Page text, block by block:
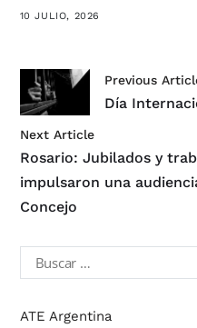
10 JULIO, 2026
Previous
Día
Next Article
Rosario: Jubilados y
impulsaron una
Concejo
ATE Argentina